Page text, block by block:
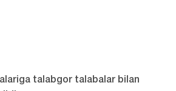
talabgor talabalar bilan